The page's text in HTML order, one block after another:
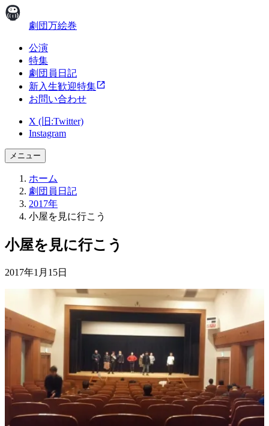
劇団万絵巻
公演
特集
劇団員日記
新入生歓迎特集
お問い合わせ
X (旧:Twitter)
Instagram
メニュー
ホーム
劇団員日記
2017年
小屋を見に行こう
小屋を見に行こう
2017年1月15日